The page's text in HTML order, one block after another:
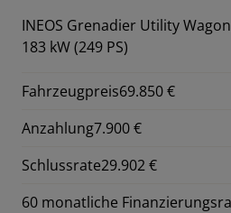
INEOS Grenadier Utility
183 kW (249 PS)
Fahrzeugpreis69.850 €
Anzahlung7.900 €
Schlussrate29.902 €
60 monatliche